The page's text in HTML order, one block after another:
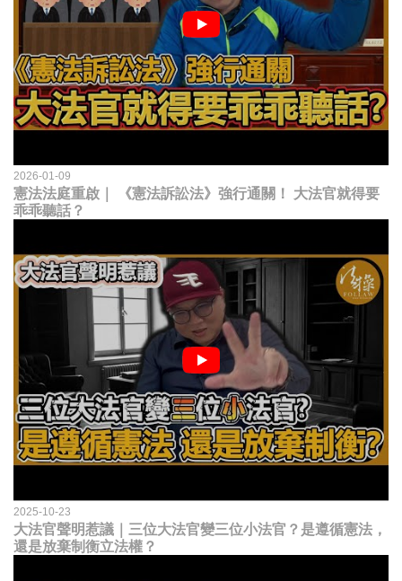
2026-01-09
憲法法庭重啟｜ 《憲法訴訟法》強行通關！ 大法官就得要
乖乖聽話？
2025-10-23
大法官聲明惹議｜三位大法官變三位小法官？是遵循憲法，
還是放棄制衡立法權？